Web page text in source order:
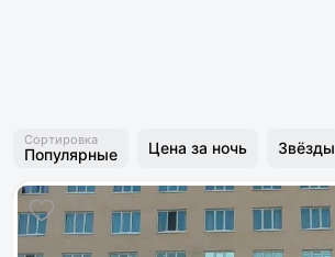
Сортировка
Популярные Цена за ночь Звёзды